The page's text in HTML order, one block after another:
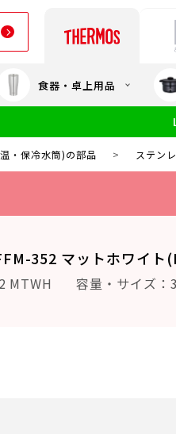
入はこちら
小学生 中
食器・卓上用品
・保冷水筒)の部品 > ステン
352 マットホワイト
MTWH 容量・サイズ